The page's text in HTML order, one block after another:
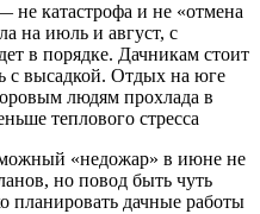
катастрофа и не «отмена
на июль и август, с
в порядке. Дачникам стоит
с высадкой. Отдых на юге
людям прохлада в
теплового стресса
«недожар» в июне не
но повод быть чуть
планировать дачные работы